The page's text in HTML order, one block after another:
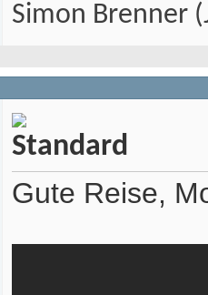
Simon Brenner
Gute Reise,